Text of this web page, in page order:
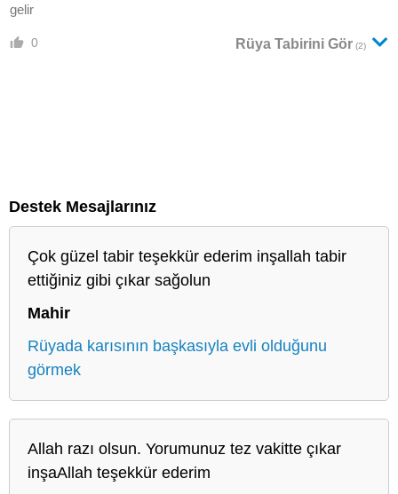
gelir
0 Rüya Tabirini Gör (2)
Destek Mesajlarınız
Çok güzel tabir teşekkür ederim inşallah tabir
ettiğiniz gibi çıkar sağolun
Mahir
Rüyada karısının başkasıyla evli olduğunu
görmek
Allah razı olsun. Yorumunuz tez vakitte çıkar
inşaAllah teşekkür ederim